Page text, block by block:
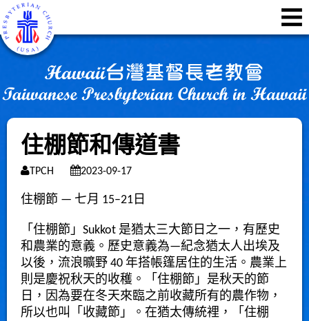
住棚節和傳道書
TPCH 2023-09-17
住棚節 — 七月 15–21日
「住棚節」Sukkot 是猶太三大節日之一，有歷史
和農業的意義。歷史意義為—紀念猶太人出埃及
以後，流浪曠野 40 年搭帳篷居住的生活。農業上
則是慶祝秋天的收穫。「住棚節」是秋天的節
日，因為要在冬天來臨之前收藏所有的農作物，
所以也叫「收藏節」。在猶太傳統裡，「住棚